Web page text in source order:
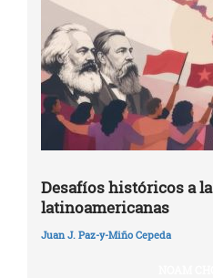
Desafíos históricos a
latinoamericanas
Juan J. Paz-y-Miño Cepeda